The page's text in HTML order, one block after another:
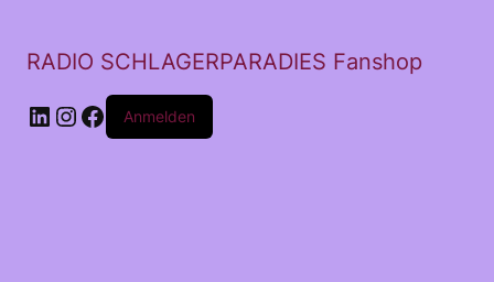
RADIO SCHLAGERPARADIES Fanshop
LinkedIn
Instagram
Facebook
Anmelden